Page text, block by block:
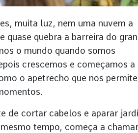
muita luz, nem uma nuvem a
quase quebra a barreira do
o mundo quando somos
crescemos e começamos a
o apetrecho que nos permite
de cortar cabelos e aparar
tempo, começa a